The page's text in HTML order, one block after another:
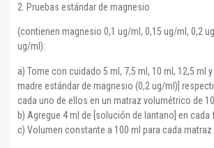
2. Pruebas estándar de magnesio
(contienen magnesio 0,1 ug/ml, 0,15 ug/ml, 0,2
ug/ml):
a) Tome con cuidado 5 ml, 7,5 ml, 10 ml, 12,5 ml
madre estándar de magnesio (0,2 ug/ml)]
cada uno de ellos en un matraz volumétrico de
b) Agregue 4 ml de [solución de lantano] en cada
c) Volumen constante a 100 ml para cada matraz